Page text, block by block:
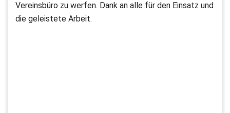
Vereinsbüro zu werfen. Dank an alle für den Einsatz und
die geleistete Arbeit.